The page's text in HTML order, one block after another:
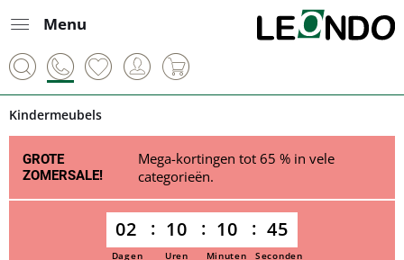
Menu
Kindermeubels
GROTE
ZOMERSALE!
Mega-kortingen tot 65 % in vele
categorieën.
02 10 10 45
Dagen Uren Minuten Seconden